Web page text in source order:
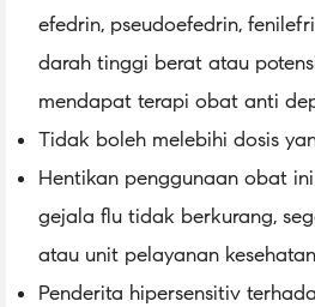
efedrin, pseudoefedrin,
darah tinggi berat atau
mendapat terapi obat anti
Tidak boleh melebihi dosis
Hentikan penggunaan obat
gejala flu tidak berkurang,
atau unit pelayanan kesehatan
Penderita hipersensitiv